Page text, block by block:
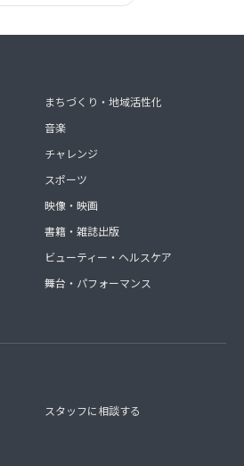
まちづくり・地域活性化
音楽
チャレンジ
スポーツ
映像・映画
書籍・雑誌出版
ビューティー・ヘルスケア
舞台・パフォーマンス
スタッフに相談する